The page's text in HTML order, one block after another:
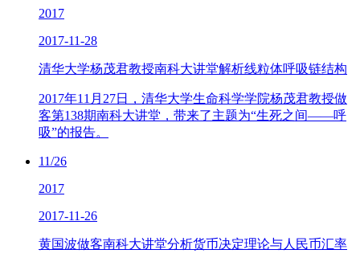
2017
2017-11-28
清华大学杨茂君教授南科大讲堂解析线粒体呼吸链结构
2017年11月27日，清华大学生命科学学院杨茂君教授做
客第138期南科大讲堂，带来了主题为“生死之间——呼
吸”的报告。
11/26
2017
2017-11-26
黄国波做客南科大讲堂分析货币决定理论与人民币汇率